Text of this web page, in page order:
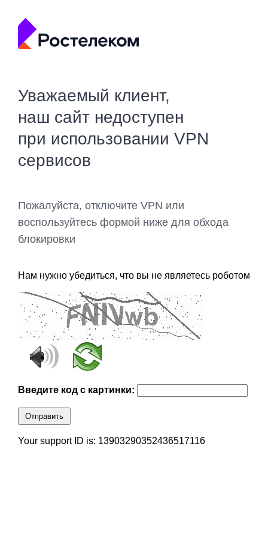
Уважаемый клиент,
наш сайт недоступен
при использовании VPN
сервисов
Пожалуйста, отключите VPN или
воспользуйтесь формой ниже для обхода
блокировки
Нам нужно убедиться, что вы не являетесь роботом
Введите код с картинки:
Отправить
Your support ID is: 13903290352436517116